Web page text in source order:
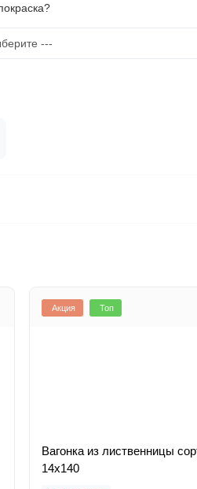
Акция Топ
Вагонка из лиственницы
14х140